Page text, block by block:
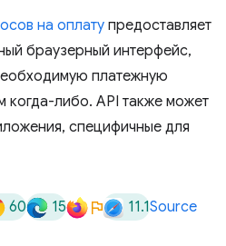
на оплату предоставляет
браузерный интерфейс,
платежную
либо. API также может
специфичные для
60 15 11.1Source